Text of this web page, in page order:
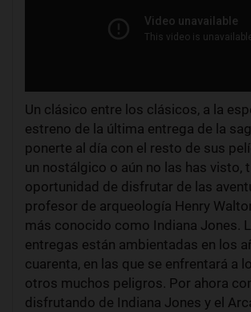
Un clásico entre los clásicos, a la
estreno de la última entrega de la
ponerte al día con el resto de sus
un nostálgico o aún no las has visto,
oportunidad de disfrutar de las
profesor de arqueología Henry
más conocido como Indiana Jones.
entregas están ambientadas en los
cuarenta, en las que se enfrentará a
otros muchos peligros. Por ahora
disfrutando de Indiana Jones y el